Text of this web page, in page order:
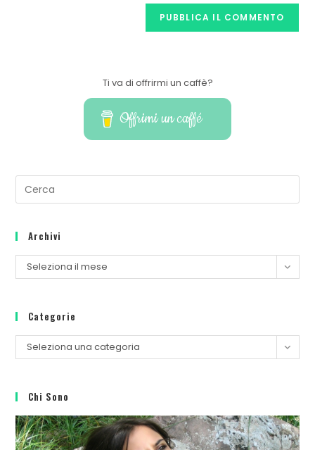
Ti va di offrirmi un caffè?
Offrimi un caffé
Archivi
Seleziona il mese
Categorie
Seleziona una categoria
Chi Sono